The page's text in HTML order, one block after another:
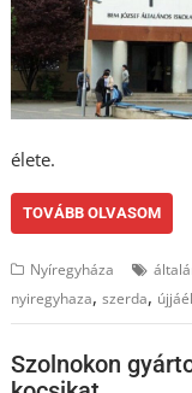
élete.
TOVÁBB OLVASOM
Nyíregyháza
nyiregyhaza,szerda,
Szolnokon